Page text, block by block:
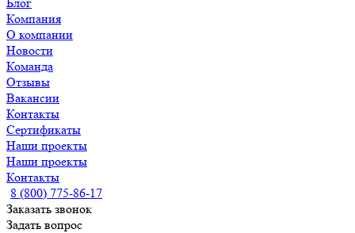
Компания
О компании
Новости
Команда
Отзывы
Вакансии
Контакты
Сертификаты
Наши проекты
Наши проекты
Контакты
8 (800) 775-86-17
Заказать звонок
Задать вопрос